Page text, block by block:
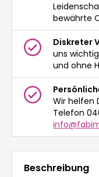
bewährte
Diskreter
uns
und ohne
Wir helfen
Telefon
Beschreibung